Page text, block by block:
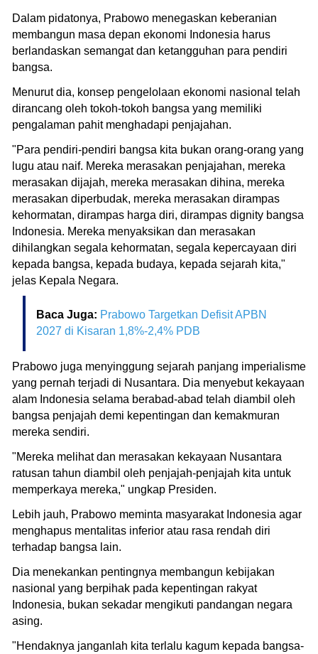
Dalam pidatonya, Prabowo menegaskan keberanian
membangun masa depan ekonomi Indonesia harus
berlandaskan semangat dan ketangguhan para pendiri
bangsa.
Menurut dia, konsep pengelolaan ekonomi nasional telah
dirancang oleh tokoh-tokoh bangsa yang memiliki
pengalaman pahit menghadapi penjajahan.
"Para pendiri-pendiri bangsa kita bukan orang-orang yang
lugu atau naif. Mereka merasakan penjajahan, mereka
merasakan dijajah, mereka merasakan dihina, mereka
merasakan diperbudak, mereka merasakan dirampas
kehormatan, dirampas harga diri, dirampas dignity bangsa
Indonesia. Mereka menyaksikan dan merasakan
dihilangkan segala kehormatan, segala kepercayaan diri
kepada bangsa, kepada budaya, kepada sejarah kita,"
jelas Kepala Negara.
Baca Juga: Prabowo Targetkan Defisit APBN
2027 di Kisaran 1,8%-2,4% PDB
Prabowo juga menyinggung sejarah panjang imperialisme
yang pernah terjadi di Nusantara. Dia menyebut kekayaan
alam Indonesia selama berabad-abad telah diambil oleh
bangsa penjajah demi kepentingan dan kemakmuran
mereka sendiri.
"Mereka melihat dan merasakan kekayaan Nusantara
ratusan tahun diambil oleh penjajah-penjajah kita untuk
memperkaya mereka," ungkap Presiden.
Lebih jauh, Prabowo meminta masyarakat Indonesia agar
menghapus mentalitas inferior atau rasa rendah diri
terhadap bangsa lain.
Dia menekankan pentingnya membangun kebijakan
nasional yang berpihak pada kepentingan rakyat
Indonesia, bukan sekadar mengikuti pandangan negara
asing.
"Hendaknya janganlah kita terlalu kagum kepada bangsa-